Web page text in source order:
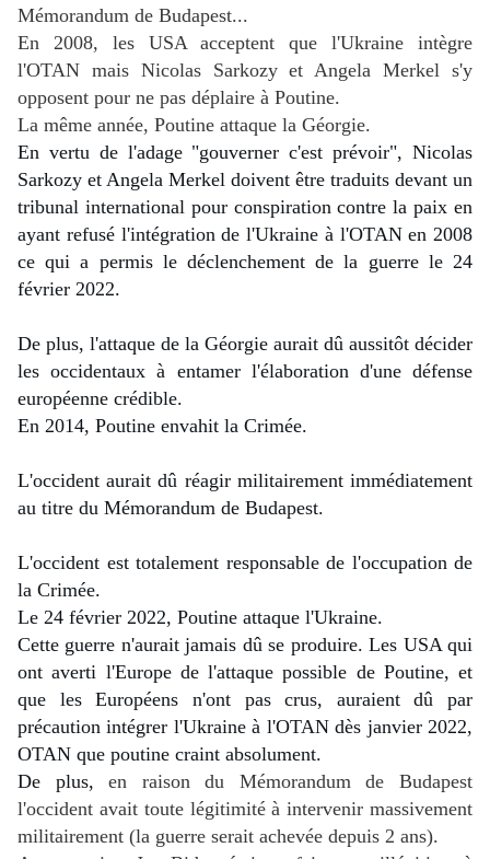
Mémorandum de Budapest...
En 2008, les USA acceptent que l'Ukraine intègre
l'OTAN mais Nicolas Sarkozy et Angela Merkel s'y
opposent pour ne pas déplaire à Poutine.
La même année, Poutine attaque la Géorgie.
En vertu de l'adage "gouverner c'est prévoir", Nicolas
Sarkozy et Angela Merkel doivent être traduits devant un
tribunal international pour conspiration contre la paix en
ayant refusé l'intégration de l'Ukraine à l'OTAN en 2008
ce qui a permis le déclenchement de la guerre le 24
février 2022.
De plus, l'attaque de la Géorgie aurait dû aussitôt décider
les occidentaux à entamer l'élaboration d'une défense
européenne crédible.
En 2014, Poutine envahit la Crimée.
L'occident aurait dû réagir militairement immédiatement
au titre du Mémorandum de Budapest.
L'occident est totalement responsable de l'occupation de
la Crimée.
Le 24 février 2022, Poutine attaque l'Ukraine.
Cette guerre n'aurait jamais dû se produire. Les USA qui
ont averti l'Europe de l'attaque possible de Poutine, et
que les Européens n'ont pas crus, auraient dû par
précaution intégrer l'Ukraine à l'OTAN dès janvier 2022,
OTAN que poutine craint absolument.
De plus, en raison du Mémorandum de Budapest
l'occident avait toute légitimité à intervenir massivement
militairement (la guerre serait achevée depuis 2 ans).